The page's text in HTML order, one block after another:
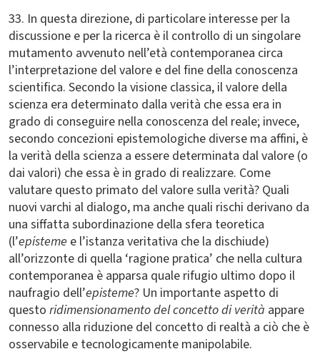
33. In questa direzione, di particolare interesse per la
discussione e per la ricerca è il controllo di un singolare
mutamento avvenuto nell’età contemporanea circa
l’interpretazione del valore e del fine della conoscenza
scientifica. Secondo la visione classica, il valore della
scienza era determinato dalla verità che essa era in
grado di conseguire nella conoscenza del reale; invece,
secondo concezioni epistemologiche diverse ma affini, è
la verità della scienza a essere determinata dal valore (o
dai valori) che essa è in grado di realizzare. Come
valutare questo primato del valore sulla verità? Quali
nuovi varchi al dialogo, ma anche quali rischi derivano da
una siffatta subordinazione della sfera teoretica
(l’episteme e l’istanza veritativa che la dischiude)
all’orizzonte di quella ‘ragione pratica’ che nella cultura
contemporanea è apparsa quale rifugio ultimo dopo il
naufragio dell’episteme? Un importante aspetto di
questo ridimensionamento del concetto di verità appare
connesso alla riduzione del concetto di realtà a ciò che è
osservabile e tecnologicamente manipolabile.